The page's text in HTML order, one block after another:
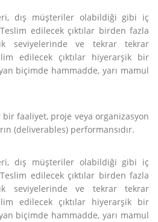
dış müşteriler olabildiği gibi iç
edilecek çıktılar birden fazla
seviyelerinde ve tekrar tekrar
edilecek çıktılar hiyerarşik bir
biçimde hammadde, yarı mamul
faaliyet, proje veya organizasyon
(deliverables) performansıdır.
dış müşteriler olabildiği gibi iç
edilecek çıktılar birden fazla
seviyelerinde ve tekrar tekrar
edilecek çıktılar hiyerarşik bir
biçimde hammadde, yarı mamul